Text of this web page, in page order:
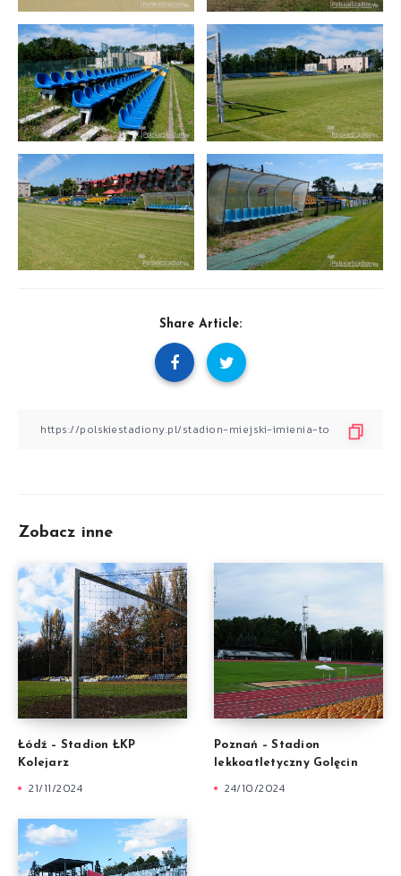
Share Article:
Zobacz inne
Łódź – Stadion ŁKP
Kolejarz
21/11/2024
Poznań – Stadion
lekkoatletyczny Golęcin
24/10/2024